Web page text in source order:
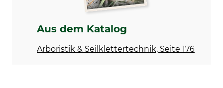
sonstige
Bauform
Material
Aluminium
Aus dem Katalog
Arboristik & Seilklettertechnik, Seite 176